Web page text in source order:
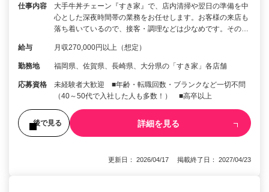
仕事内容
大手牛丼チェーン『すき家』で、店内清掃や翌日の準備を中
心とした深夜時間帯の業務をお任せします。お客様の来店も
落ち着いているので、接客・調理などは少なめです。その…
給与 月収270,000円以上（想定）
勤務地 福岡県、佐賀県、長崎県、大分県の「すき家」各店舗
応募資格
未経験者大歓迎 ■年齢・転職回数・ブランクなど一切不問
（40～50代で入社した人も多数！） ■高卒以上
後で見る 詳細を見る
更新日： 2026/04/17 掲載終了日： 2027/04/23